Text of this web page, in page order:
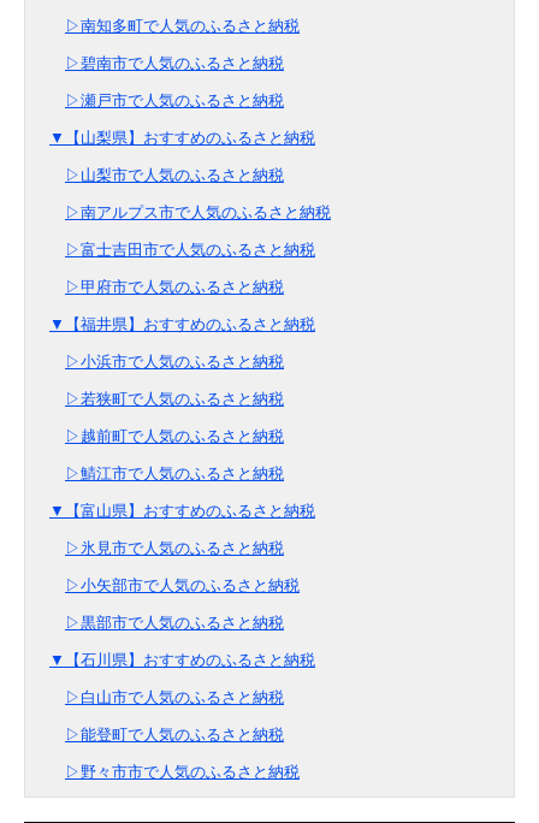
▷南知多町で人気のふるさと納税
▷碧南市で人気のふるさと納税
▷瀬戸市で人気のふるさと納税
▼【山梨県】おすすめのふるさと納税
▷山梨市で人気のふるさと納税
▷南アルプス市で人気のふるさと納税
▷富士吉田市で人気のふるさと納税
▷甲府市で人気のふるさと納税
▼【福井県】おすすめのふるさと納税
▷小浜市で人気のふるさと納税
▷若狭町で人気のふるさと納税
▷越前町で人気のふるさと納税
▷鯖江市で人気のふるさと納税
▼【富山県】おすすめのふるさと納税
▷氷見市で人気のふるさと納税
▷小矢部市で人気のふるさと納税
▷黒部市で人気のふるさと納税
▼【石川県】おすすめのふるさと納税
▷白山市で人気のふるさと納税
▷能登町で人気のふるさと納税
▷野々市市で人気のふるさと納税